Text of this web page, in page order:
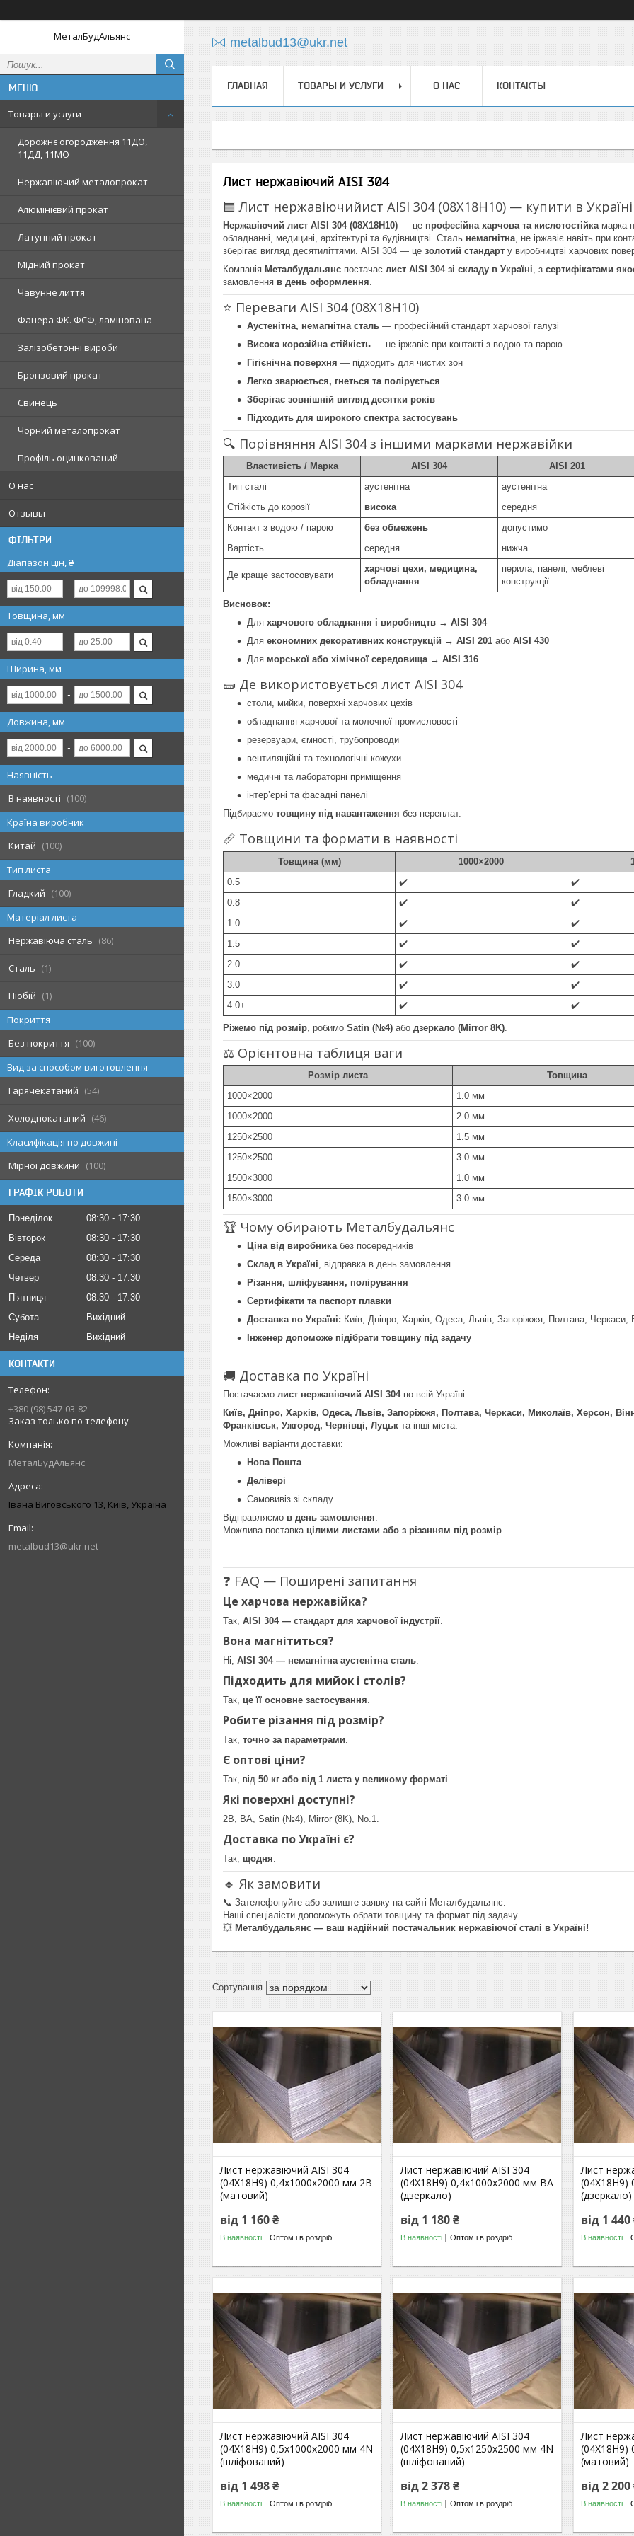
МеталБудАльянс
Товары и услуги
Дорожнє огородження 11ДО,
11ДД, 11МО
Нержавіючий металопрокат
Алюмінієвий прокат
Латунний прокат
Мідний прокат
Чавунне лиття
Фанера ФК. ФСФ, ламінована
Залізобетонні вироби
Бронзовий прокат
Свинець
Чорний металопрокат
Профіль оцинкований
О нас
Отзывы
ФІЛЬТРИ
Діапазон цін, ₴
Товщина, мм
Ширина, мм
Довжина, мм
Наявність
В наявності
100
Країна виробник
Китай
100
Тип листа
Гладкий
100
Матеріал листа
Нержавіюча сталь
86
Сталь 1
Ніобій
1
Покриття
Без покриття
100
Вид за способом виготовлення
Гарячекатаний
54
Холоднокатаний
46
Класифікація по довжині
Мірної довжини
100
ГРАФІК РОБОТИ
Понеділок 08:30
17:30
Вівторок
08:30
17:30
Середа
08:30
17:30
Четвер
08:30
17:30
Пʼятниця
08:30
17:30
Субота
Вихідний
Неділя
Вихідний
КОНТАКТИ
+380 (98) 547-03-82
Заказ только по телефону
МеталБудАльянс
Івана Виговського 13, Київ, Україна
metalbud13@ukr.net
metalbud13@ukr.net
ГЛАВНАЯ ТОВАРЫ И УСЛУГИ О НАС КОНТАКТЫ
Лист нержавіючий AISI 304
🟦 Лист нержавіючийист AISI 304 (08Х18Н10) — купити в
Нержавіючий лист AISI 304 (08Х18Н10) — це професійна харчова та кислотостійкамарка
обладнанні, медицині, архітектурі та будівництві. Сталь немагнітна, не іржавіє навіть при
зберігає вигляд десятиліттями. AISI 304 — це золотий стандарт у виробництві харчових
Компанія Металбудальянс постачає лист AISI 304 зі складу в Україні, з сертифікатами
замовлення в день оформлення.
⭐ Переваги AISI 304 (08Х18Н10)
Аустенітна, немагнітна сталь — професійний стандарт харчової галузі
Висока корозійна стійкість — не іржавіє при контакті з водою та парою
Гігієнічна поверхня — підходить для чистих зон
Легко зварюється, гнеться та полірується
Зберігає зовнішній вигляд десятки років
Підходить для широкого спектра застосувань
🔍 Порівняння AISI 304 з іншими марками нержавійки
Властивість / Марка AISI 304 AISI 201
Тип сталі
аустенітна аустенітна
Стійкість до корозії
висока середня
Контакт з водою / парою
без обмежень допустимо
Вартість
середня нижча
Де краще застосовувати
харчові цехи, медицина,
обладнання
перила, панелі, меблеві
конструкції
Висновок:
Для харчового обладнання і виробництв → AISI 304
Для економних декоративних конструкцій → AISI 201 або AISI 430
Для морської або хімічної середовища → AISI 316
🧱 Де використовується лист AISI 304
столи, мийки, поверхні харчових цехів
обладнання харчової та молочної промисловості
резервуари, ємності, трубопроводи
вентиляційні та технологічні кожухи
медичні та лабораторні приміщення
інтер’єрні та фасадні панелі
Підбираємо товщину під навантаження без переплат.
📏 Товщини та формати в наявності
Товщина (мм) 1000×2000
0.5
✔️ ✔️
0.8
✔️ ✔️
1.0
✔️ ✔️
1.5
✔️ ✔️
2.0
✔️ ✔️
3.0
✔️ ✔️
4.0+
✔️ ✔️
Ріжемо під розмір , робимо Satin (№4) або дзеркало (Mirror 8K)
⚖️ Орієнтовна таблиця ваги
Розмір листа Товщина
1000×2000
1.0 мм
1000×2000
2.0 мм
1250×2500
1.5 мм
1250×2500
3.0 мм
1500×3000
1.0 мм
1500×3000
3.0 мм
🏆 Чому обирають Металбудальянс
Ціна від виробника без посередників
Склад в Україні , відправка в день замовлення
Різання, шліфування, полірування
Сертифікати та паспорт плавки
Доставка по Україні: Київ, Дніпро, Харків, Одеса, Львів, Запоріжжя, Полтава, Черкаси,
Інженер допоможе підібрати товщину під задачу
🚚 Доставка по Україні
Постачаємо лист нержавіючий AISI 304по всій Україні:
Київ, Дніпро, Харків, Одеса, Львів, Запоріжжя, Полтава, Черкаси, Миколаїв, Херсон,
Франківськ, Ужгород, Чернівці, Луцьк та інші міста.
Можливі варіанти доставки:
Нова Пошта
Делівері
Самовивіз зі складу
Відправляємо в день замовлення
Можлива поставка цілими листами або з різанням під розмір
❓ FAQ — Поширені запитання
Це харчова нержавійка?
Так, AISI 304 — стандарт для харчової індустрії
Вона магнітиться?
Ні, AISI 304 — немагнітна аустенітна сталь
Підходить для мийок і столів?
Так, це її основне застосування
Робите різання під розмір?
Так, точно за параметрами
Є оптові ціни?
Так, від 50 кг або від 1 листа у великому форматі
Які поверхні доступні?
2B, BA, Satin (№4), Mirror (8K), No.1.
Доставка по Україні є?
Так, щодня
🔹 Як замовити
📞 Зателефонуйте або залиште заявку на сайті Металбудальянс.
Наші спеціалісти допоможуть обрати товщину та формат під задачу.
💥 Металбудальянс — ваш надійний постачальник нержавіючої сталі в Україні!
Лист нержавіючий AISI 304
(04Х18Н9) 0,4х1000х2000 мм 2В
(матовий)
від 1 160 ₴
В наявності Оптом і в роздріб
Лист нержавіючий AISI 304
(04Х18Н9) 0,4х1000х2000 мм ВА
(дзеркало)
від 1 180 ₴
В наявності Оптом і в роздріб
Лист
(04Х18Н9)
(дзеркало)
від 1 440
В наявності
Лист нержавіючий AISI 304
(04Х18Н9) 0,5х1000х2000 мм 4N
(шліфований)
від 1 498 ₴
В наявності Оптом і в роздріб
Лист нержавіючий AISI 304
(04Х18Н9) 0,5х1250х2500 мм 4N
(шліфований)
від 2 378 ₴
В наявності Оптом і в роздріб
Лист
(04Х18Н9)
(матовий)
від 2 200
В наявності